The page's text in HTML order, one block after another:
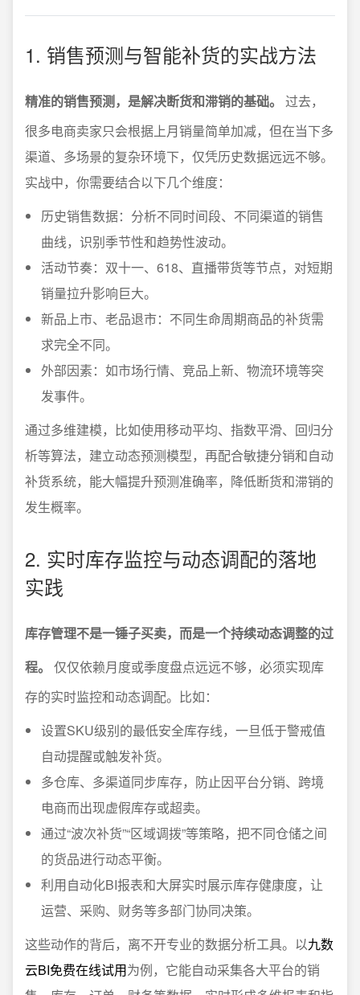
1. 销售预测与智能补货的实战方法
精准的销售预测，是解决断货和滞销的基础。
过去，
很多电商卖家只会根据上月销量简单加减，但在当下多
渠道、多场景的复杂环境下，仅凭历史数据远远不够。
实战中，你需要结合以下几个维度：
历史销售数据：分析不同时间段、不同渠道的销售
曲线，识别季节性和趋势性波动。
活动节奏：双十一、618、直播带货等节点，对短期
销量拉升影响巨大。
新品上市、老品退市：不同生命周期商品的补货需
求完全不同。
外部因素：如市场行情、竞品上新、物流环境等突
发事件。
通过多维建模，比如使用移动平均、指数平滑、回归分
析等算法，建立动态预测模型，再配合敏捷分销和自动
补货系统，能大幅提升预测准确率，降低断货和滞销的
发生概率。
2. 实时库存监控与动态调配的落地
实践
库存管理不是一锤子买卖，而是一个持续动态调整的过
程。
仅仅依赖月度或季度盘点远远不够，必须实现库
存的实时监控和动态调配。比如：
设置SKU级别的最低安全库存线，一旦低于警戒值
自动提醒或触发补货。
多仓库、多渠道同步库存，防止因平台分销、跨境
电商而出现虚假库存或超卖。
通过“波次补货”“区域调拨”等策略，把不同仓储之间
的货品进行动态平衡。
利用自动化BI报表和大屏实时展示库存健康度，让
运营、采购、财务等多部门协同决策。
这些动作的背后，离不开专业的数据分析工具。以九数
云BI免费在线试用为例，它能自动采集各大平台的销